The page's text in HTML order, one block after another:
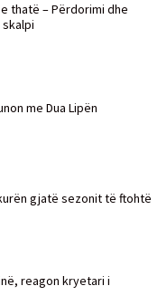
thatë – Përdorimi dhe
me Dua Lipën
gjatë sezonit të ftohtë
reagon kryetari i